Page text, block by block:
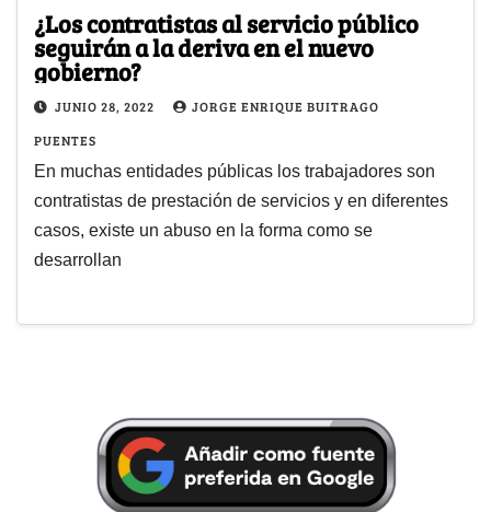
¿Los contratistas al servicio público
seguirán a la deriva en el nuevo
gobierno?
JUNIO 28, 2022
JORGE ENRIQUE BUITRAGO
PUENTES
En muchas entidades públicas los trabajadores son
contratistas de prestación de servicios y en diferentes
casos, existe un abuso en la forma como se
desarrollan